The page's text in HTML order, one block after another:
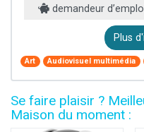
demandeur
Plus
Art Audiovisuel multimédia
Se faire plaisir ?
Maison du moment :